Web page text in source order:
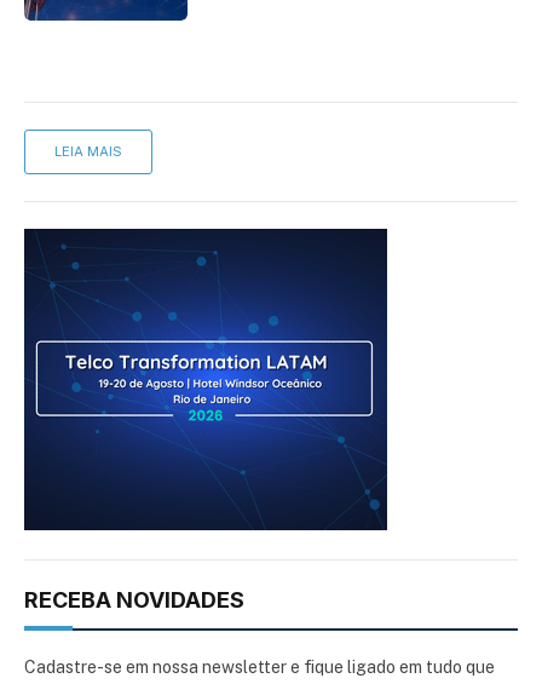
LEIA MAIS
RECEBA NOVIDADES
Cadastre-se em nossa newsletter e fique ligado em tudo que